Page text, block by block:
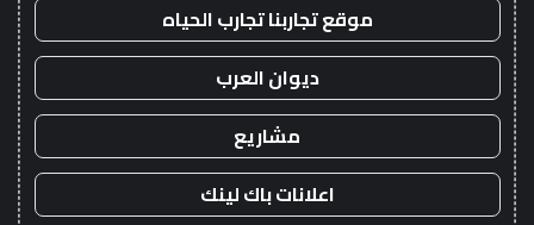
موقع تجاربنا تجارب الحياه
ديوان العرب
مشاريع
اعلانات باك لينك